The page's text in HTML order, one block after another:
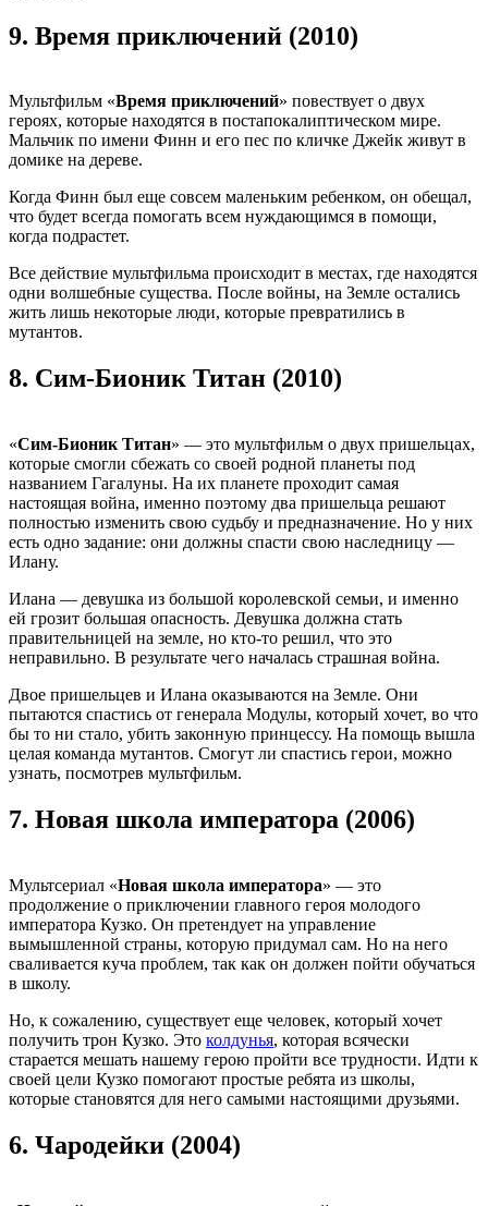
9. Время приключений (2010)
Мультфильм «Время приключений» повествует о двух
героях, которые находятся в постапокалиптическом мире.
Мальчик по имени Финн и его пес по кличке Джейк живут в
домике на дереве.
Когда Финн был еще совсем маленьким ребенком, он обещал,
что будет всегда помогать всем нуждающимся в помощи,
когда подрастет.
Все действие мультфильма происходит в местах, где находятся
одни волшебные существа. После войны, на Земле остались
жить лишь некоторые люди, которые превратились в
мутантов.
8. Сим-Бионик Титан (2010)
«Сим-Бионик Титан» — это мультфильм о двух пришельцах,
которые смогли сбежать со своей родной планеты под
названием Гагалуны. На их планете проходит самая
настоящая война, именно поэтому два пришельца решают
полностью изменить свою судьбу и предназначение. Но у них
есть одно задание: они должны спасти свою наследницу —
Илану.
Илана — девушка из большой королевской семьи, и именно
ей грозит большая опасность. Девушка должна стать
правительницей на земле, но кто-то решил, что это
неправильно. В результате чего началась страшная война.
Двое пришельцев и Илана оказываются на Земле. Они
пытаются спастись от генерала Модулы, который хочет, во что
бы то ни стало, убить законную принцессу. На помощь вышла
целая команда мутантов. Смогут ли спастись герои, можно
узнать, посмотрев мультфильм.
7. Новая школа императора (2006)
Мультсериал «Новая школа императора» — это
продолжение о приключении главного героя молодого
императора Кузко. Он претендует на управление
вымышленной страны, которую придумал сам. Но на него
сваливается куча проблем, так как он должен пойти обучаться
в школу.
Но, к сожалению, существует еще человек, который хочет
получить трон Кузко. Это колдунья, которая всячески
старается мешать нашему герою пройти все трудности. Идти к
своей цели Кузко помогают простые ребята из школы,
которые становятся для него самыми настоящими друзьями.
6. Чародейки (2004)